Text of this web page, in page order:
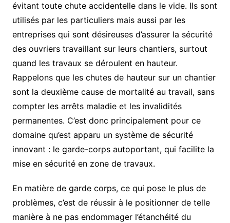
évitant toute chute accidentelle dans le vide. Ils sont
utilisés par les particuliers mais aussi par les
entreprises qui sont désireuses d’assurer la sécurité
des ouvriers travaillant sur leurs chantiers, surtout
quand les travaux se déroulent en hauteur.
Rappelons que les chutes de hauteur sur un chantier
sont la deuxième cause de mortalité au travail, sans
compter les arrêts maladie et les invalidités
permanentes. C’est donc principalement pour ce
domaine qu’est apparu un système de sécurité
innovant : le garde-corps autoportant, qui facilite la
mise en sécurité en zone de travaux.
En matière de garde corps, ce qui pose le plus de
problèmes, c’est de réussir à le positionner de telle
manière à ne pas endommager l’étanchéité du